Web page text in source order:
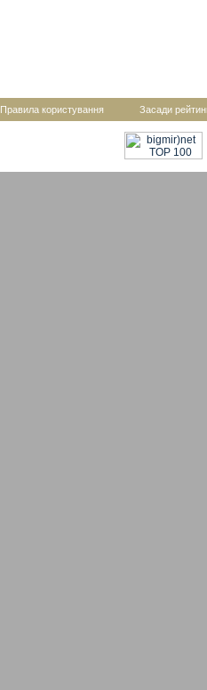
Правила користування Засади